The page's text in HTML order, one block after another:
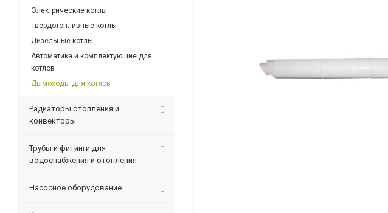
Электрические котлы
Твердотопливные котлы
Дизельные котлы
Автоматика и комплектующие для
котлов
Дымоходы для котлов
Радиаторы отопления и
конвекторы
Трубы и фитинги для
водоснабжения и отопления
Насосное оборудование